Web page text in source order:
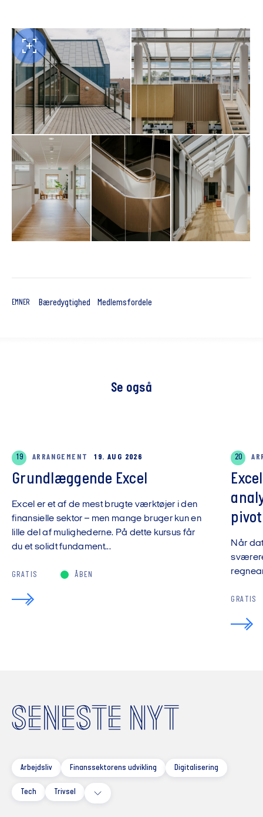
EMNER Bæredygtighed Medlemsfordele
Se også
19 ARRANGEMENT 19. AUG 2026
Grundlæggende Excel
Excel er et af de mest brugte værktøjer i den
finansielle sektor – men mange bruger kun en
lille del af mulighederne. På dette kursus får
du et solidt fundament...
GRATIS ÅBEN
20
Når
GRATIS
SENESTE NYT
Arbejdsliv Finanssektorens udvikling Digitalisering
Tech Trivsel